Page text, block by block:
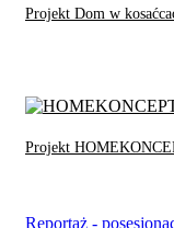
Projekt Dom w
Projekt
Reportaż -